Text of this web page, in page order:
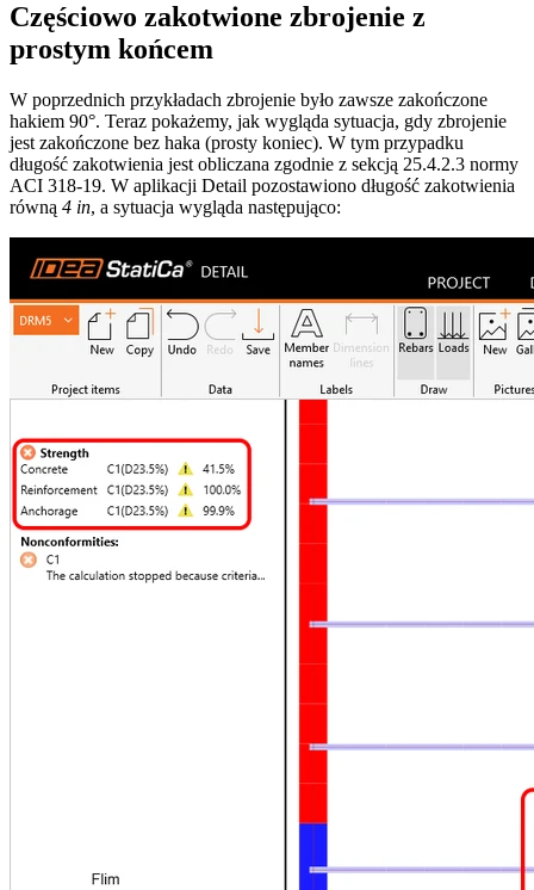
Częściowo zakotwione zbrojenie z
prostym końcem
W poprzednich przykładach zbrojenie było zawsze zakończone
hakiem 90°. Teraz pokażemy, jak wygląda sytuacja, gdy zbrojenie
jest zakończone bez haka (prosty koniec). W tym przypadku
długość zakotwienia jest obliczana zgodnie z sekcją 25.4.2.3 normy
ACI 318-19. W aplikacji Detail pozostawiono długość zakotwienia
równą 4 in, a sytuacja wygląda następująco: